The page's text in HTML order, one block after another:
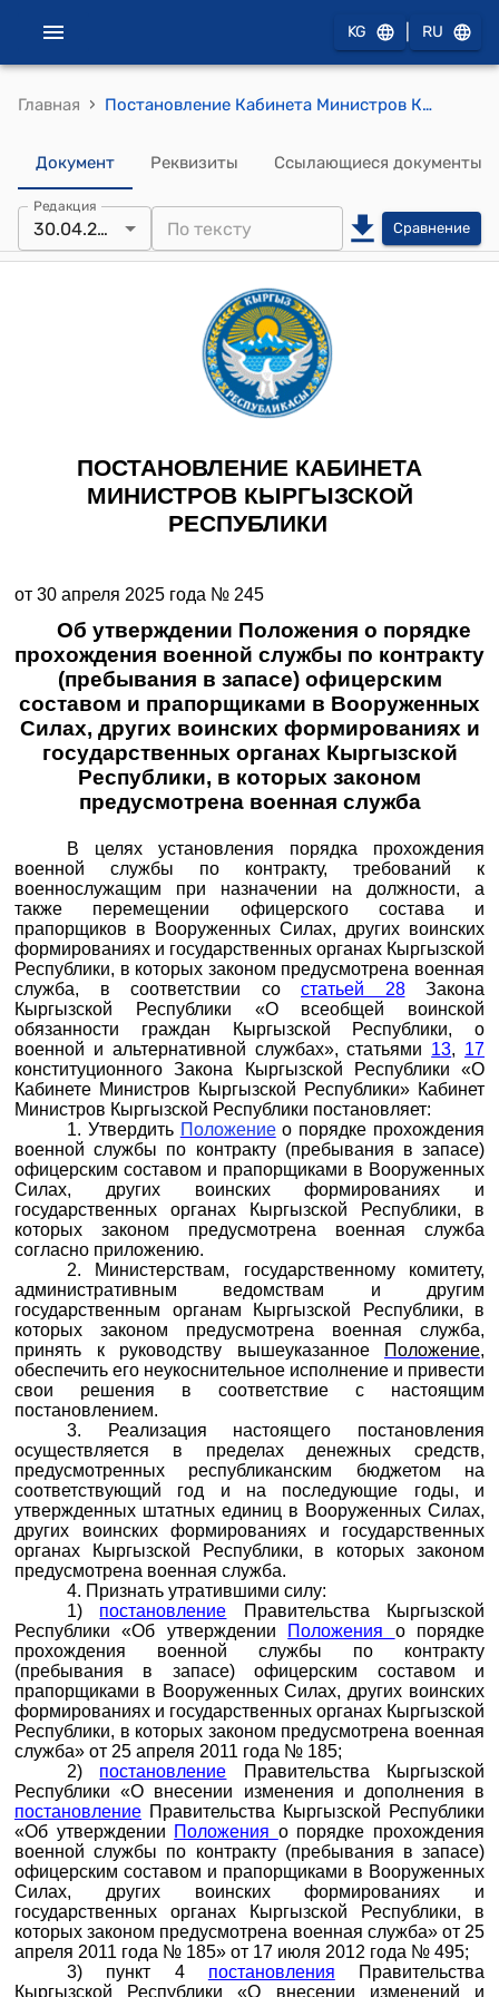
KG RU
Главная › Постановление Кабинета Министров КР от 30 апреля 2025 года № 245 "Об утверждении Положения о порядке прохождения военной службы по контракту (пребывания в запасе) офицерским составом и прапорщиками в Вооруженных Силах, других воинских формированиях и государственных органах Кыргызской Республики, в которых законом предусмотрена военная служба"
Документ Реквизиты Ссылающиеся документы
Редакция
30.04.2025 Сравнение